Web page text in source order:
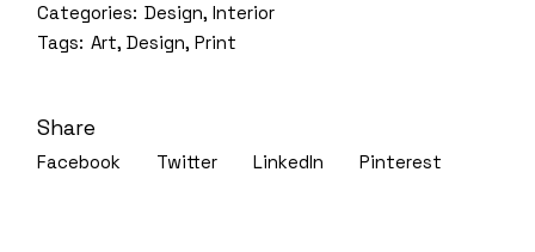
Categories: Design,Interior
Tags: Art,Design,Print
Share
Facebook Twitter LinkedIn Pinterest